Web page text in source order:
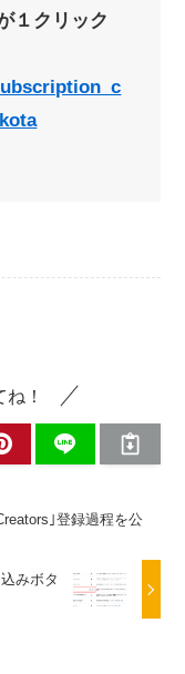
１クリック
！
｣登録過程を公
みボタ